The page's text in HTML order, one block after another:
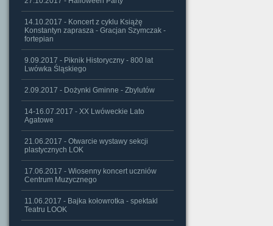
14.10.2017 - Koncert z cyklu Książę
Konstantyn zaprasza - Gracjan Szymczak -
fortepian
9.09.2017 - Piknik Historyczny - 800 lat
Lwówka Śląskiego
2.09.2017 - Dożynki Gminne - Zbylutów
14-16.07.2017 - XX Lwóweckie Lato
Agatowe
21.06.2017 - Otwarcie wystawy sekcji
plastycznych LOK
17.06.2017 - Wiosenny koncert uczniów
Centrum Muzycznego
11.06.2017 - Bajka kołowrotka - spektakl
Teatru LOOK